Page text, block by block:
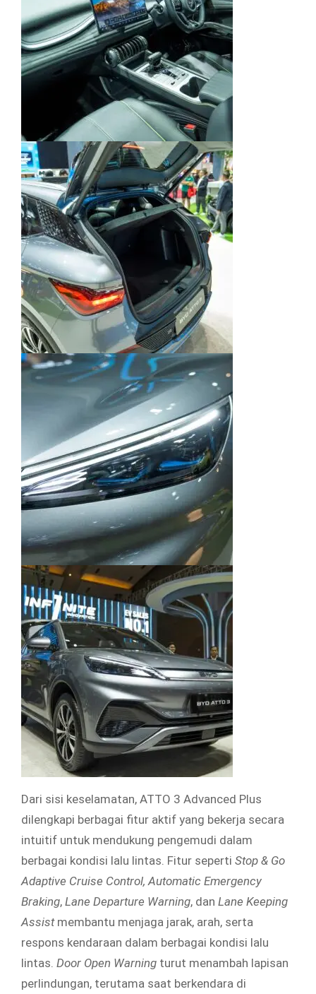
Dari sisi keselamatan, ATTO 3 Advanced Plus
dilengkapi berbagai fitur aktif yang bekerja secara
intuitif untuk mendukung pengemudi dalam
berbagai kondisi lalu lintas. Fitur seperti Stop & Go
Adaptive Cruise Control, Automatic Emergency
Braking, Lane Departure Warning, dan Lane Keeping
Assist membantu menjaga jarak, arah, serta
respons kendaraan dalam berbagai kondisi lalu
lintas. Door Open Warning turut menambah lapisan
perlindungan, terutama saat berkendara di